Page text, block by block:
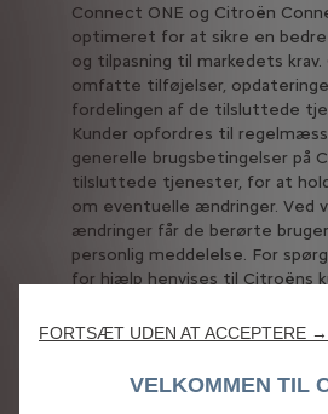
Connect ONE og Citroën
optimeret for at sikre en
og tilpasning til markedets
omfatte tilføjelser,
fordelingen af de tilsluttede
Kunder opfordres til
generelle brugsbetingelser på
tilsluttede tjenester, for at
om eventuelle ændringer. Ved
ændringer får de berørte
personlig meddelelse. For
for hjælp henvises til Citroëns
FORTSÆT UDEN AT ACCEPTERE →
VELKOMMEN TIL